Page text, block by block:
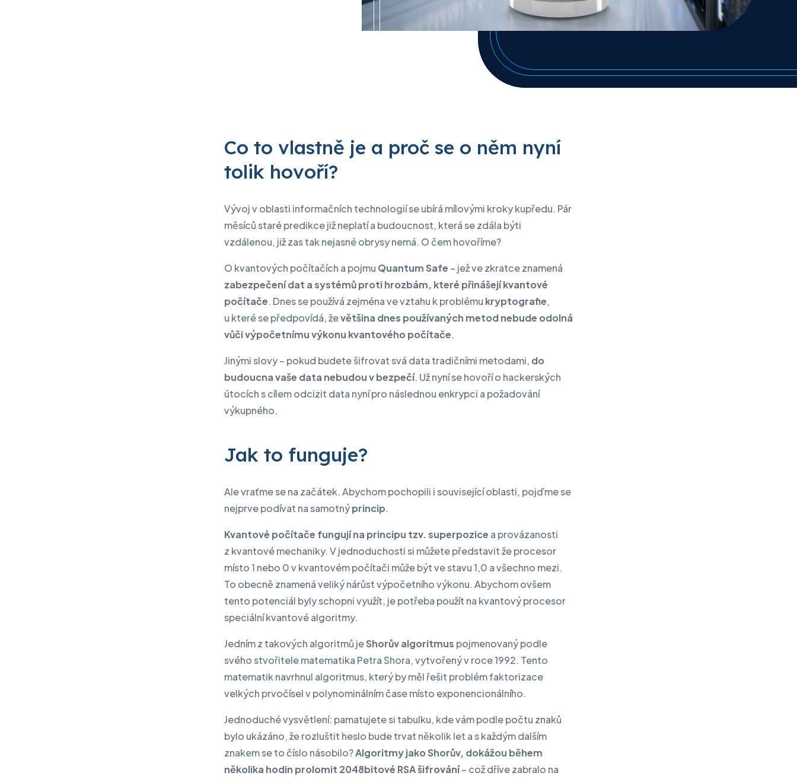
Co to vlastně je a proč se o něm nyní
tolik hovoří?
Vývoj v oblasti informačních technologií se ubírá mílovými kroky kupředu. Pár
měsíců staré predikce již neplatí a budoucnost, která se zdála býti
vzdálenou, již zas tak nejasné obrysy nemá. O čem hovoříme?
O kvantových počítačích a pojmu Quantum Safe – jež ve zkratce znamená
zabezpečení dat a systémů proti hrozbám, které přinášejí kvantové
počítače. Dnes se používá zejména ve vztahu k problému kryptografie,
u které se předpovídá, ževětšina dnes používaných metod nebude odolná
vůči výpočetnímu výkonu kvantového počítače.
Jinými slovy – pokud budete šifrovat svá data tradičními metodami, do
budoucna vaše data nebudou v bezpečí. Už nyní se hovoří o hackerských
útocích s cílem odcizit data nyní pro následnou enkrypci a požadování
výkupného.
Jak to funguje?
Ale vraťme se na začátek. Abychom pochopili i související oblasti, pojďme se
nejprve podívat na samotnýprincip.
Kvantové počítače fungují na principu tzv.superpozice a provázanosti
z kvantové mechaniky. V jednoduchosti si můžete představit že procesor
místo 1 nebo 0 v kvantovém počítači může být ve stavu 1,0 a všechno mezi.
To obecně znamená veliký nárůst výpočetního výkonu. Abychom ovšem
tento potenciál byly schopni využít, je potřeba použít na kvantový procesor
speciální kvantové algoritmy.
Jedním z takových algoritmů jeShorův algoritmus pojmenovaný podle
svého stvořitele matematika Petra Shora, vytvořený v roce 1992. Tento
matematik navrhnul algoritmus, který by měl řešit problém faktorizace
velkých prvočísel v polynominálním čase místo exponencionálního.
Jednoduché vysvětlení: pamatujete si tabulku, kde vám podle počtu znaků
bylo ukázáno, že rozluštit heslo bude trvat několik let a s každým dalším
znakem se to číslo násobilo?Algoritmy jako Shorův, dokážou během
několika hodin prolomit 2048bitové RSA šifrování– což dříve zabralo na